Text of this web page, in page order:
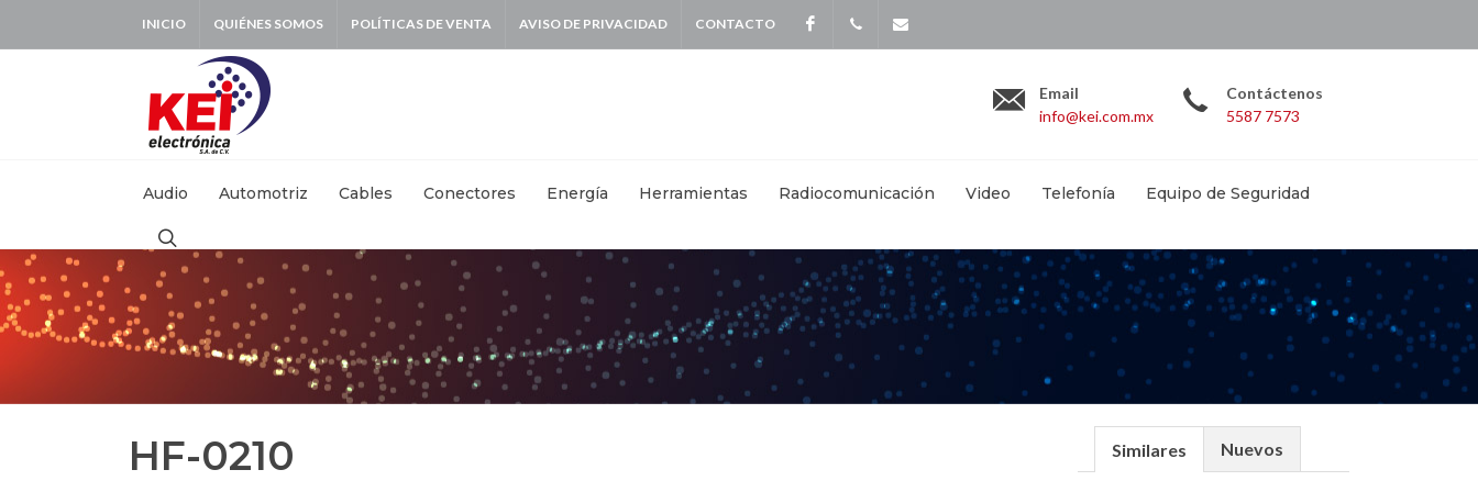
INICIO QUIÉNES SOMOS POLÍTICAS DE VENTA AVISO DE PRIVACIDAD CONTACTO Facebook
55871570
Email
info@kei.com.mx
Contáctenos
5587 7573
Audio Automotriz Cables Conectores Energía Herramientas Radiocomunicación Video Telefonía Equipo de Seguridad
HF-0210 Similares Nuevos